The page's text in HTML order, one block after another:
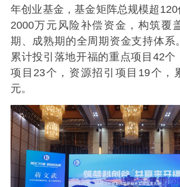
年创业基金，基金矩阵总规模超
2000万元风险补偿资金，构筑覆
期、成熟期的全周期资金支持体系
累计投引落地开福的重点项目42个
项目23个，资源招引项目19个，
元。